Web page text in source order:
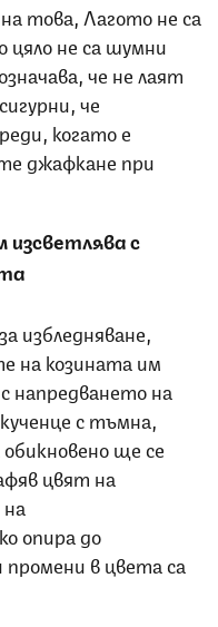
това, Лагото не са
цяло не са шумни
че не лаят
че
когато е
джафкане при
с
избледняване,
на козината им
напредването на
с тъмна,
ще се
цвят на
опира до
промени в цвета са